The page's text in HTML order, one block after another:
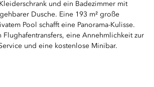
und ein Badezimmer mit
Dusche. Eine 193 m² große
Pool schafft eine Panorama-Kulisse.
Flughafentransfers, eine Annehmlichkeit zur
und eine kostenlose Minibar.